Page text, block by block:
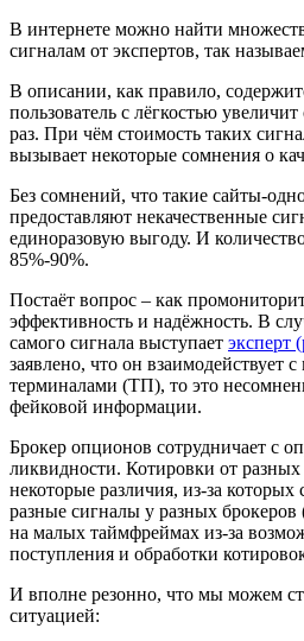
В интернете можно найти
сигналам от экспертов, так
В описании, как правило,
пользователь с лёгкостью
раз. При чём стоимость таких
вызывает некоторые сомнения о
Без сомнений, что такие сайты-
предоставляют некачественные
единоразовую выгоду. И
85%-90%.
Постаёт вопрос – как
эффективность и надёжность. В
самого сигнала выступает эксперт
заявлено, что он взаимодействует
терминалами (ТП), то это
фейковой информации.
Брокер опционов сотрудничает с
ликвидности. Котировки от
некоторые различия, из-за
разные сигналы у разных брокеров
на малых таймфреймах из-за
поступления и обработки
И вполне резонно, что мы можем
ситуацией: